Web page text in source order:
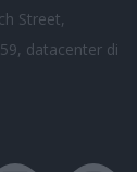
Street,
datacenter di